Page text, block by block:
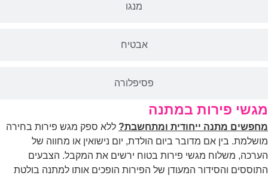
מנגו
אבטיח
פסיפלורה
פירות במתנה
מתנה ייחודית ומתחשבת?ללא ספק מגש פירות בחירה
בין אם מדובר ביום הולדת, יום נישואין או מחווה של
משלוח מגשי פירות בטוח ירשים את המקבל. הצבעים
והסידור המעודן של הפירות הופכים אותו למתנה בולטת